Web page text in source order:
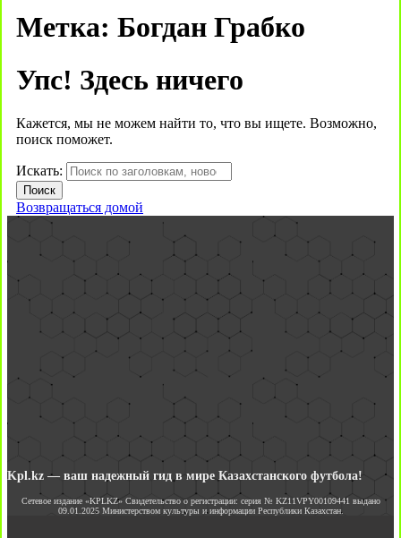
Метка: Богдан Грабко
Упс! Здесь ничего
Кажется, мы не можем найти то, что вы ищете. Возможно,
поиск поможет.
Искать:
Возвращаться домой
Kpl.kz — ваш надежный гид в мире Казахстанского футбола!
Сетевое издание «KPLKZ» Свидетельство о регистрации: серия № KZ11VPY00109441 выдано
09.01.2025 Министерством культуры и информации Республики Казахстан.